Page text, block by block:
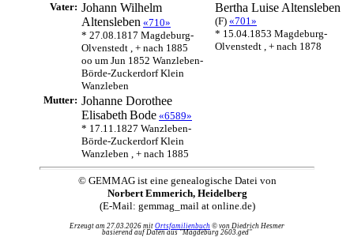
Vater: Johann Wilhelm
Altensleben «710»
* 27.08.1817 Magdeburg-
Olvenstedt , + nach 1885
oo um Jun 1852 Wanzleben-
Börde-Zuckerdorf Klein
Wanzleben
Bertha Luise Altensleben
(F) «701»
* 15.04.1853 Magdeburg-
Olvenstedt , + nach 1878
Mutter: Johanne Dorothee
Elisabeth Bode «6589»
* 17.11.1827 Wanzleben-
Börde-Zuckerdorf Klein
Wanzleben , + nach 1885
© GEMMAG ist eine genealogische Datei von
Norbert Emmerich, Heidelberg
(E-Mail: gemmag_mail at online.de)
Erzeugt am 27.03.2026 mit Ortsfamilienbuch © von Diedrich Hesmer
basierend auf Daten aus "Magdeburg 2603.ged"